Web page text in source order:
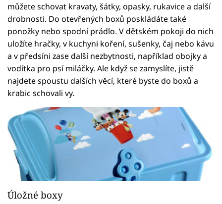
můžete schovat kravaty, šátky, opasky, rukavice a další
drobnosti. Do otevřených boxů poskládáte také
ponožky nebo spodní prádlo. V dětském pokoji do nich
uložíte hračky, v kuchyni koření, sušenky, čaj nebo kávu
a v předsíni zase další nezbytnosti, například obojky a
vodítka pro psí miláčky. Ale když se zamyslíte, jistě
najdete spoustu dalších věcí, které byste do boxů a
krabic schovali vy.
Úložné boxy